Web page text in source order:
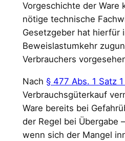
Vorgeschichte der Ware
nötige technische
Gesetzgeber hat hierfür
Beweislastumkehr
Verbrauchers
Nach § 477 Abs. 1 Satz 1
Verbrauchsgüterkauf
Ware bereits bei
der Regel bei Übergabe
wenn sich der Mangel